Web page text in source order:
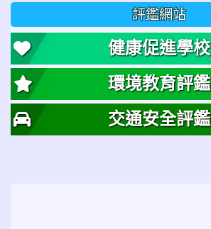
評鑑網站
健康促進學校
環境教育評鑑
交通安全評鑑